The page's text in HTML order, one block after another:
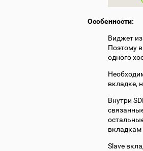
Особенности:
Виджет
Поэтому
одного
вкладке,
Внутри
вкладкам
Slave